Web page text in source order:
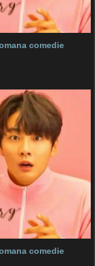
comedie
comedie